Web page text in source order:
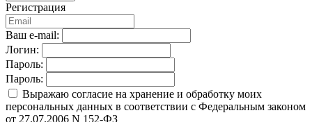
Регистрация
Ваш e-mail:
Логин:
Пароль:
Пароль:
Выражаю согласие на хранение и обработку моих
персональных данных в соответствии с Федеральным законом
от 27.07.2006 N 152-ФЗ